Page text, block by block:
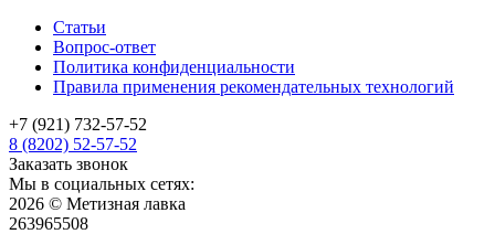
Статьи
Вопрос-ответ
Политика конфиденциальности
Правила применения рекомендательных технологий
+7 (921) 732-57-52
8 (8202) 52-57-52
Заказать звонок
Мы в социальных сетях:
2026 © Метизная лавка
263965508